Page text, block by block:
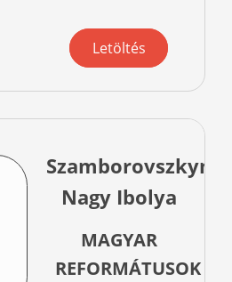
Letöltés
Szamborovszkyné
Nagy Ibolya
MAGYAR
REFORMÁTUSOK